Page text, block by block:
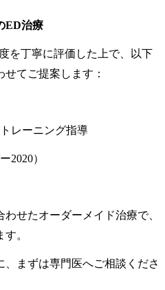
ED治療
を丁寧に評価した上で、以下
てご提案します：
レーニング指導
2020）
せたオーダーメイド治療で、
。
、まずは専門医へご相談くださ